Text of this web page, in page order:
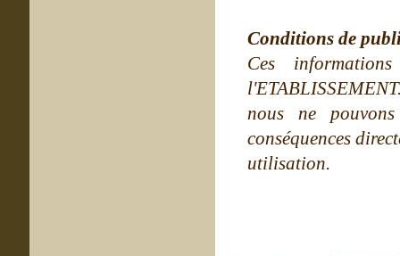
Conditions de
Ces
nous ne
conséquences
utilisation.